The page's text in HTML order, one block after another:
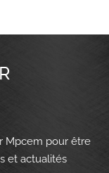
Mpcem pour être
et actualités